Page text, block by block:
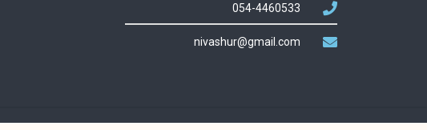
054-4460533
nivashur@gmail.com